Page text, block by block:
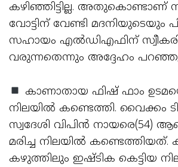
കഴിഞ്ഞിട്ടില്ല. അതുകൊണ്ടാണ്
വോട്ടിന് വേണ്ടി മദനിയുടെയും
സഹായം എല്‍ഡിഎഫിന്
വരുന്നതെന്നും അദ്ദേഹം
കാണാതായ ഫിഷ് ഫാം ഉടമയെ
നിലയില്‍ കണ്ടെത്തി. വൈക്കം
സ്വദേശി വിപിന്‍ നായരെ(54)
മരിച്ച നിലയില്‍ കണ്ടെത്തിയത്.
കഴുത്തിലും ഇഷ്ടിക കെട്ടിയ